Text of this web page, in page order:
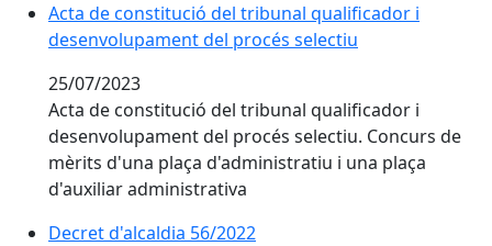
Acta de constitució del tribunal qualificador i
desenvolupament del procés selectiu
25/07/2023
Acta de constitució del tribunal qualificador i
desenvolupament del procés selectiu. Concurs de
mèrits d'una plaça d'administratiu i una plaça
d'auxiliar administrativa
Decret d'alcaldia 56/2022